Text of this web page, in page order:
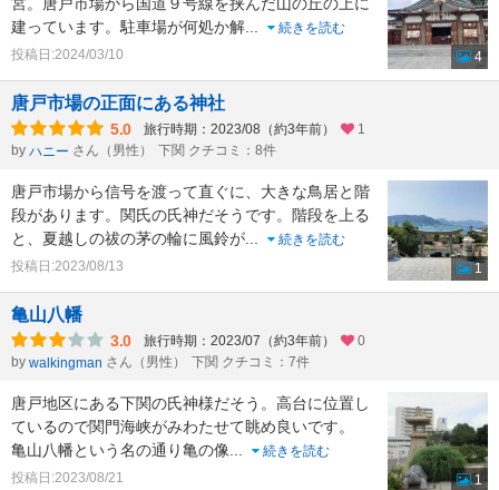
建っています。駐車場が何処か解
続きを読む
投稿日:2024/03/10
4
唐戸市場の正面にある神社
5.0 旅行時期：2023/08（約3年前）
1
by ハニー さん（男性） 下関 クチコミ：8件
唐戸市場から信号を渡って直ぐに、大きな鳥居と階
段があります。関氏の氏神だそうです。階段を上る
と、夏越しの祓の茅の輪に風鈴が
続きを読む
投稿日:2023/08/13
1
亀山八幡
3.0 旅行時期：2023/07（約3年前）
0
by walkingman さん（男性） 下関 クチコミ：7件
唐戸地区にある下関の氏神様だそう。高台に位置し
ているので関門海峡がみわたせて眺め良いです。
亀山八幡という名の通り亀の像
続きを読む
投稿日:2023/08/21
1